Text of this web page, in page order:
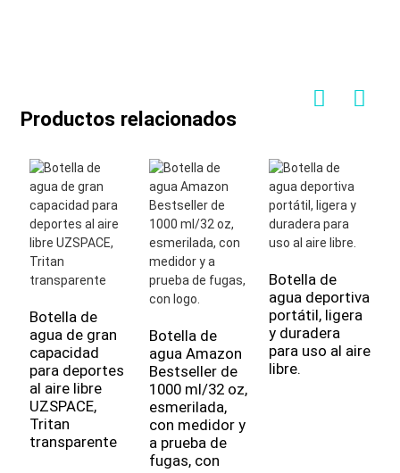
Productos relacionados
Botella de
agua de gran
capacidad
para deportes
al aire libre
UZSPACE,
Tritan
transparente
Botella de
agua Amazon
Bestseller de
1000 ml/32 oz,
esmerilada,
con medidor y
a prueba de
fugas, con
Botella de
agua deportiva
portátil, ligera
y duradera
para uso al aire
libre.